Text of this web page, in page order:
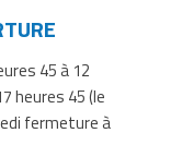
45 à 12
heures 45 (le
fermeture à